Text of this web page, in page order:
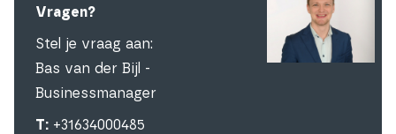
Vragen?
Stel je vraag aan:
Bas van der Bijl -
Businessmanager
T: +31634000485